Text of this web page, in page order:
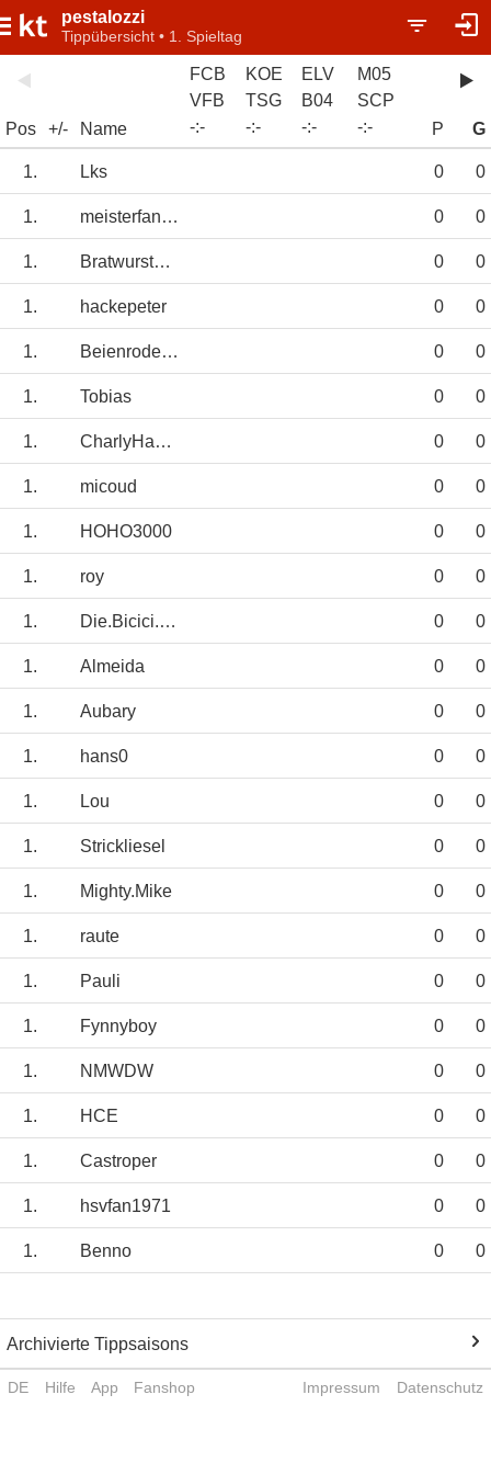
pestalozzi
Tippübersicht • 1. Spieltag
Pos +/- Name
FCB
VFB
-:-
KOE
TSG
-:-
ELV
B04
-:-
M05
SCP
-:- P G
1. Lks 0 0
1. meisterfan09 0 0
1. Bratwurstkalle 0 0
1. hackepeter 0 0
1. Beienrode1967 0 0
1. Tobias 0 0
1. CharlyHandschuh 0 0
1. micoud 0 0
1. HOHO3000 0 0
1. roy 0 0
1. Die.Bicici.Boyz 0 0
1. Almeida 0 0
1. Aubary 0 0
1. hans0 0 0
1. Lou 0 0
1. Strickliesel 0 0
1. Mighty.Mike 0 0
1. raute 0 0
1. Pauli 0 0
1. Fynnyboy 0 0
1. NMWDW 0 0
1. HCE 0 0
1. Castroper 0 0
1. hsvfan1971 0 0
1. Benno 0 0
Archivierte Tippsaisons
DE Hilfe App Fanshop Impressum Datenschutz